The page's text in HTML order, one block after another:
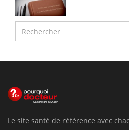
Le site santé de référence avec